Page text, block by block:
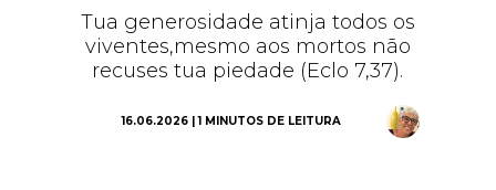
Tua generosidade atinja todos os
viventes,mesmo aos mortos não
recuses tua piedade (Eclo 7,37).
16.06.2026 | 1 MINUTOS DE LEITURA